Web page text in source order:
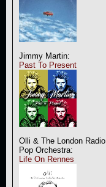
Jimmy Martin:
Past To Present
Olli & The London Radio
Pop Orchestra:
Life On Rennes